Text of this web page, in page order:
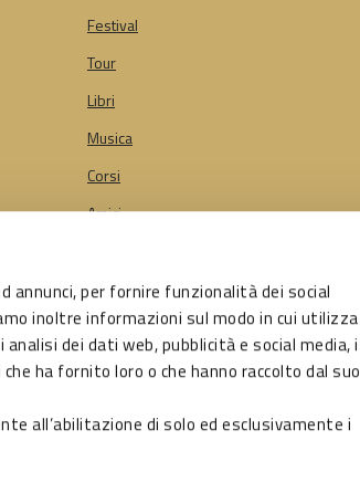
annunci, per fornire funzionalità dei social
inoltre informazioni sul modo in cui utilizza
dei dati web, pubblicità e social media, i
ha fornito loro o che hanno raccolto dal suo
all’abilitazione di solo ed esclusivamente i
Festival
Tour
Libri
Musica
Corsi
Amici